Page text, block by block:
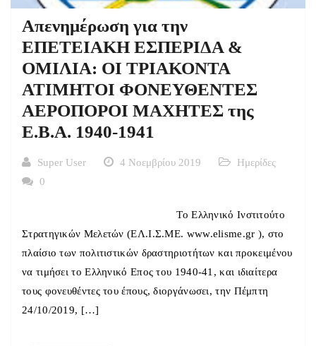
Απενημέρωση για την
ΕΠΕΤΕΙΑΚΗ ΕΣΠΕΡΙΔΑ &
ΟΜΙΛΙΑ: ΟΙ ΤΡΙΑΚΟΝΤΑ
ΑΤΙΜΗΤΟΙ ΦΟΝΕΥΘΕΝΤΕΣ
ΑΕΡΟΠΟΡΟΙ ΜΑΧΗΤΕΣ της
E.B.A. 1940-1941
Super User 4 Νοεμβρίου 2019
Ημερίδες
0
To Ελληνικό Ινστιτούτο
Στρατηγικών Μελετών (ΕΛ.Ι.Σ.ΜΕ. www.elisme.gr ), στο
πλαίσιο των πολιτιστικών δραστηριοτήτων και προκειμένου
να τιμήσει το Ελληνικό Επος του 1940-41, και ιδιαίτερα
τους φονευθέντες του έπους, διοργάνωσει, την Πέμπτη
24/10/2019, […]